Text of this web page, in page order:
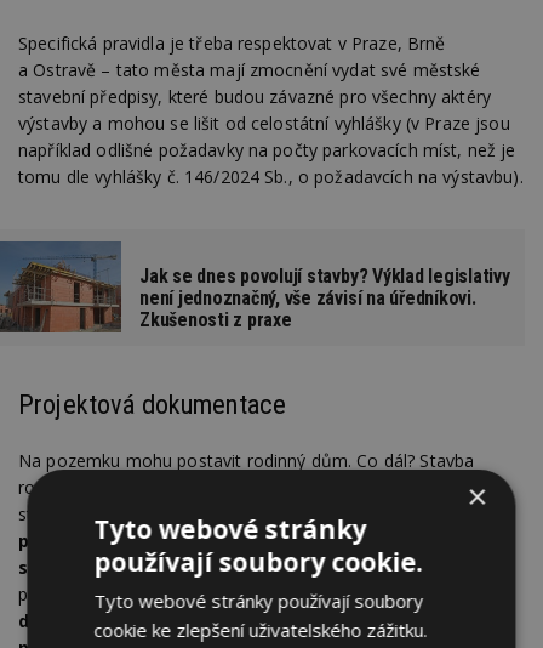
Specifická pravidla je třeba respektovat v Praze, Brně
a Ostravě – tato města mají zmocnění vydat své městské
stavební předpisy, které budou závazné pro všechny aktéry
výstavby a mohou se lišit od celostátní vyhlášky (v Praze jsou
například odlišné požadavky na počty parkovacích míst, než je
tomu dle vyhlášky č. 146/2024 Sb., o požadavcích na výstavbu).
Jak se dnes povolují stavby? Výklad legislativy
není jednoznačný, vše závisí na úředníkovi.
Zkušenosti z praxe
Projektová dokumentace
Na pozemku mohu postavit rodinný dům. Co dál? Stavba
rodinného domu je z hlediska StavZ zpravidla jednoduchou
stavbou. U takovéto stavby pro bydlení se dle StavZ
projektová dokumentace, kterou si musíte jako
stavebník opatřit(§ 160 StavZ). Základním předpokladem
pro výstavbu rodinného domu je takzpracování projektové
dokumentace, a to pro povolení záměru a následně pro
×
Tyto webové stránky
používají soubory cookie.
Tyto webové stránky používají soubory
cookie ke zlepšení uživatelského zážitku.